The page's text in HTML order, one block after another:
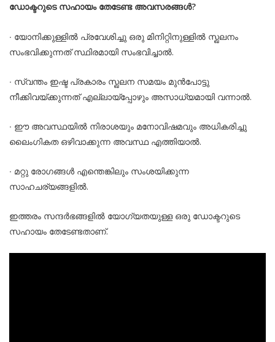
ഡോക്ടറുടെ സഹായം തേടേണ്ട അവസരങ്ങള്‍?
∙ യോനിക്കുള്ളില്‍ പ്രവേശിച്ചു ഒരു മിനിറ്റിനുള്ളില്‍ സ്ഖലനം
സംഭവിക്കുന്നത്‌ സ്ഥിരമായി സംഭവിച്ചാല്‍.
∙ സ്വന്തം ഇഷ്ട പ്രകാരം സ്ഖലന സമയം മുന്‍പോട്ടു
നീക്കിവയ്ക്കുന്നത് എല്ലായ്പ്പോഴും അസാധ്യമായി വന്നാല്‍.
∙ ഈ അവസ്ഥയില്‍ നിരാശയും മനോവിഷമവും അധികരിച്ചു
ലൈംഗികത ഒഴിവാക്കുന്ന അവസ്ഥ എത്തിയാല്‍.
∙ മറ്റു രോഗങ്ങള്‍ എന്തെങ്കിലും സംശയിക്കുന്ന
സാഹചര്യങ്ങളില്‍.
ഇത്തരം സന്ദര്‍ഭങ്ങളില്‍ യോഗ്യതയുള്ള ഒരു ഡോക്ടറുടെ
സഹായം തേടേണ്ടതാണ്.